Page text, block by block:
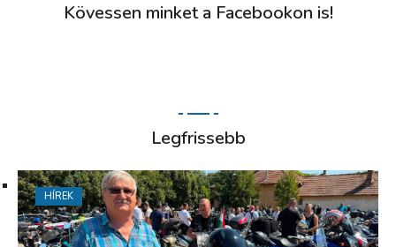
Kövessen minket a Facebookon is!
Legfrissebb
HÍREK